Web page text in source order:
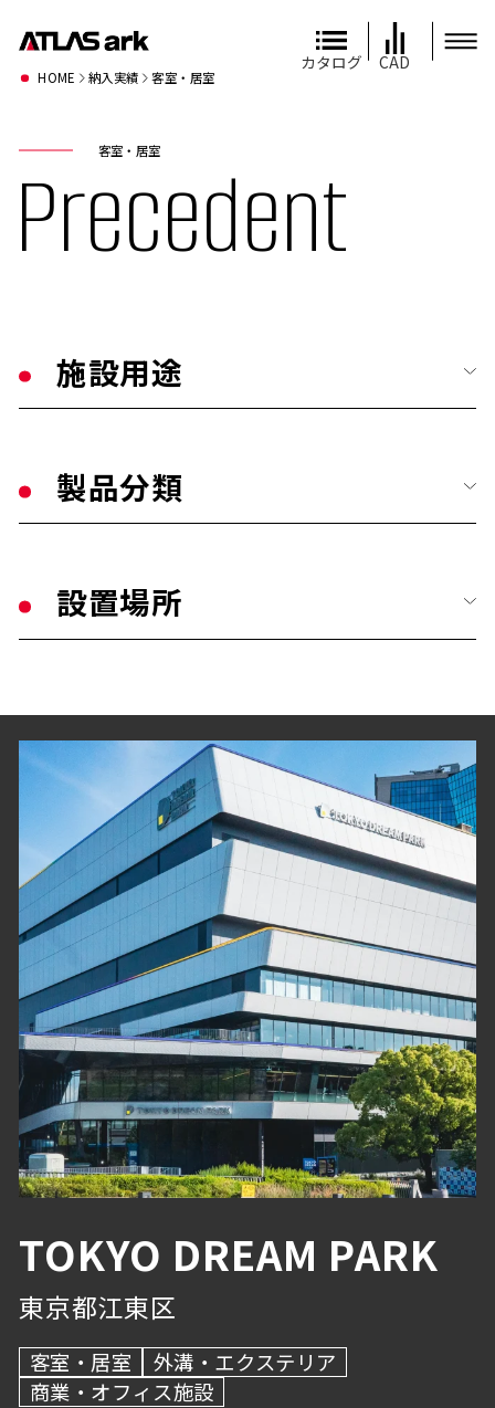
カタログ CAD
客室・居室
Precedent
HOME 納入実績 客室・居室
施設用途
公共・文化施設
学校・教育施設
医療施設
福祉・高齢者施設
宿泊・観光施設
商業・オフィス施設
物流・産業施設
その他
製品分類
手摺り・壁面ガード
衝撃吸収材・保護材
階段ノンスリップ
歩行用誘導鋲・点字鋲
避難・誘導
グレーチング・溝蓋
抗菌・抗ウイルス技術
設置場所
玄関・エントランス
客室・居室
廊下
階段
浴室
内壁・バックヤード
駐車場・倉庫
外溝・エクステリア
トイレ
TOKYO DREAM PARK
東京都江東区
客室・居室
外溝・エクステリア
商業・オフィス施設